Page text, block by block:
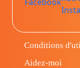
Conditions
Aidez-moi